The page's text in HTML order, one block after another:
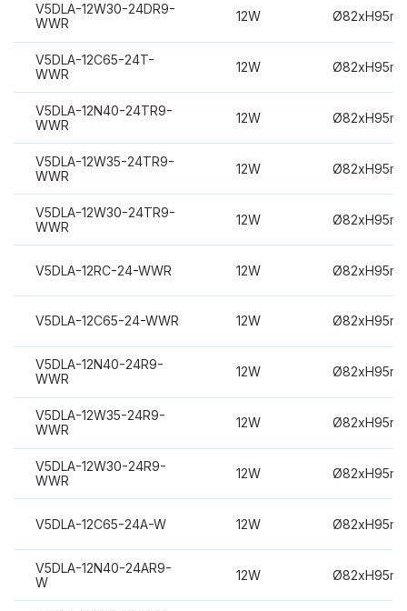
V5DLA-12W30-24DR9-
WWR
12W
V5DLA-12C65-24T-
WWR
12W
V5DLA-12N40-24TR9-
WWR
12W
V5DLA-12W35-24TR9-
WWR
12W
V5DLA-12W30-24TR9-
WWR
12W
V5DLA-12RC-24-WWR 12W
V5DLA-12C65-24-WWR 12W
V5DLA-12N40-24R9-
WWR
12W
V5DLA-12W35-24R9-
WWR
12W
V5DLA-12W30-24R9-
WWR
12W
V5DLA-12C65-24A-W 12W
V5DLA-12N40-24AR9-
W
12W